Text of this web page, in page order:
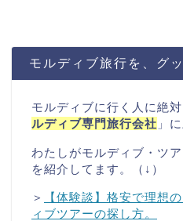
モルディブ旅行を、グ
モルディブに行く人に絶
ルディブ専門旅行会社 」
わたしがモルディブ・ツ
を紹介してます。（↓）
＞
【体験談】格安で理想
ィブツアーの探し方。